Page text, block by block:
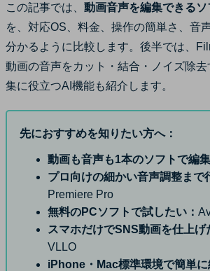
この記事では、 動画音声を編集できる
を、対応OS、料金、操作の簡単さ、音
分かるように比較します。後半では、
動画の音声をカット・結合・ノイズ除
集に役立つAI機能も紹介します。
先におすすめを知りたい方へ：
動画も音声も1本のソフトで編
プロ向けの細かい音声調整まで
Premiere Pro
無料のPCソフトで試したい：
スマホだけでSNS動画を仕上げ
VLLO
iPhone・Mac標準環境で簡単に